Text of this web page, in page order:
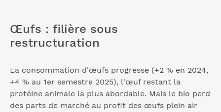
Œufs : filière sous
restructuration
La consommation d'œufs progresse (+2 % en 2024,
+4 % au 1er semestre 2025), l'œuf restant la
protéine animale la plus abordable. Mais le bio perd
des parts de marché au profit des œufs plein air